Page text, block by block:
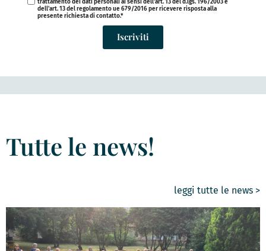
trattamento dei dati personali ai sensi dell'art. 13 del d.lgs. 196/2003 e
dell'art. 13 del regolamento ue 679/2016 per ricevere risposta alla
presente richiesta di contatto.*
Iscriviti
Tutte le news!
leggi tutte le news >